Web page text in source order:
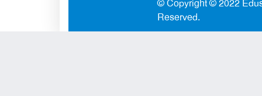
© Copyright © 2022
Reserved.